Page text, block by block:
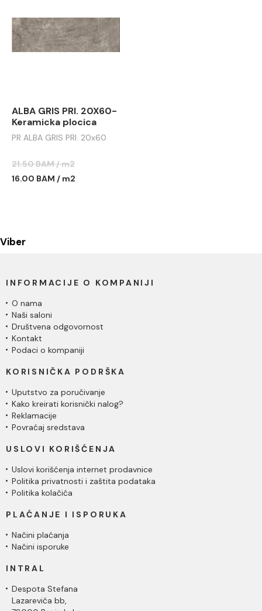
ALBA GRIS PRI. 20X60-
Keramicka plocica
PR ALBA GRIS PRI. 20x60
21.50 BAM / m2
16.00 BAM / m2
Viber
INFORMACIJE O KOMPANIJI
O nama
Naši saloni
Društvena odgovornost
Kontakt
Podaci o kompaniji
KORISNIČKA PODRŠKA
Uputstvo za poručivanje
Kako kreirati korisnički nalog?
Reklamacije
Povraćaj sredstava
USLOVI KORIŠĆENJA
Uslovi korišćenja internet prodavnice
Politika privatnosti i zaštita podataka
Politika kolačića
PLAĆANJE I ISPORUKA
Načini plaćanja
Načini isporuke
INTRAL
Despota Stefana
Lazarevića bb,